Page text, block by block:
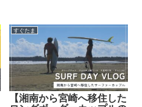
すぐたま
【湘南から宮崎へ移住した